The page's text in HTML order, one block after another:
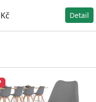
Detail